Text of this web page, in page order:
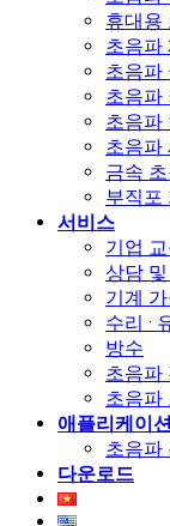
휴대용
초음파
초음파
초음파
초음파
초음파
금속
부직포
서비스
기업
상담
기계
수리 ·
방수
초음파
초음파
애플리케이
초음파
다운로드